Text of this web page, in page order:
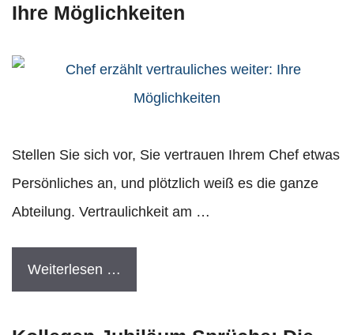
Ihre Möglichkeiten
Stellen Sie sich vor, Sie vertrauen Ihrem Chef etwas
Persönliches an, und plötzlich weiß es die ganze
Abteilung. Vertraulichkeit am …
Weiterlesen …